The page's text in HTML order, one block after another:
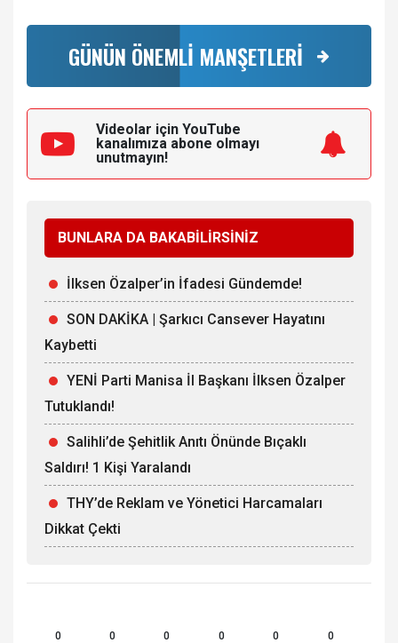
GÜNÜN ÖNEMLİ MANŞETLERİ
Videolar için YouTube
kanalımıza abone olmayı
unutmayın!
BUNLARA DA BAKABİLİRSİNİZ
İlksen Özalper’in İfadesi Gündemde!
SON DAKİKA | Şarkıcı Cansever Hayatını
Kaybetti
YENİ Parti Manisa İl Başkanı İlksen Özalper
Tutuklandı!
Salihli’de Şehitlik Anıtı Önünde Bıçaklı
Saldırı! 1 Kişi Yaralandı
THY’de Reklam ve Yönetici Harcamaları
Dikkat Çekti
0 0 0 0 0 0